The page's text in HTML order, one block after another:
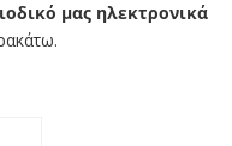
μας ηλεκτρονικά